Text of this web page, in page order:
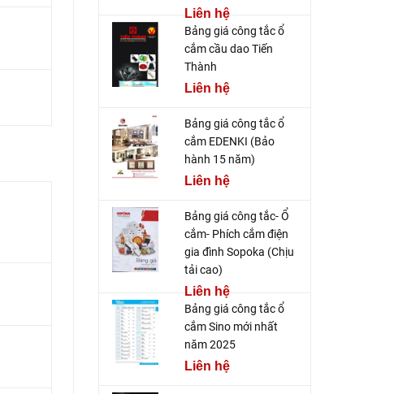
Liên hệ
Bảng giá công tắc ổ
cắm cầu dao Tiến
Thành
Liên hệ
Bảng giá công tắc ổ
cắm EDENKI (Bảo
hành 15 năm)
Liên hệ
Bảng giá công tắc- Ổ
cắm- Phích cắm điện
gia đình Sopoka (Chịu
tải cao)
Liên hệ
Bảng giá công tắc ổ
cắm Sino mới nhất
năm 2025
Liên hệ